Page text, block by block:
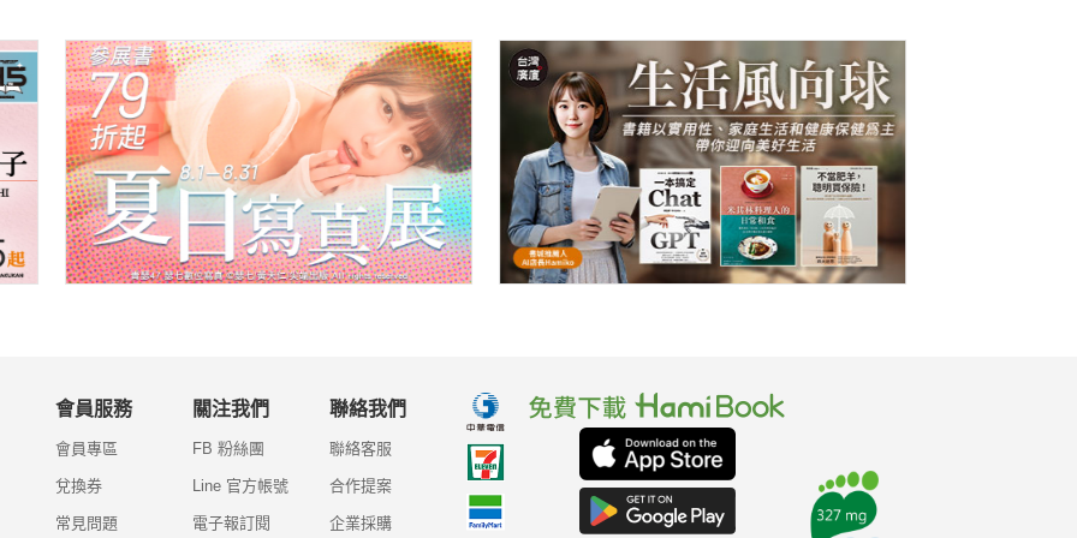
會員服務
會員專區
兌換券
常見問題
關注我們
FB 粉絲團
Line 官方帳號
電子報訂閱
聯絡我們
聯絡客服
合作提案
企業採購